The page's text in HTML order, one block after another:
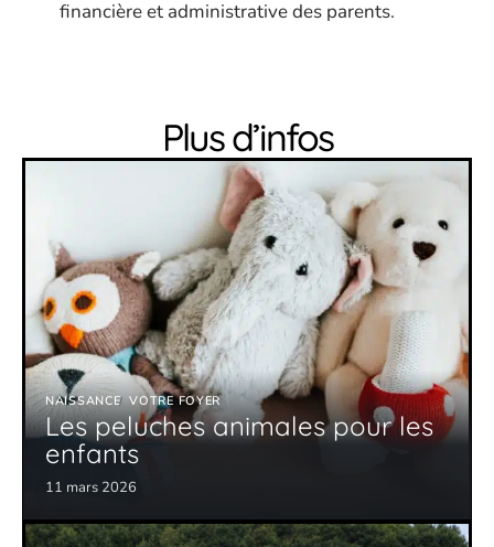
financière et administrative des parents.
Plus d’infos
NAISSANCE VOTRE FOYER
Les peluches animales pour les
enfants
11 mars 2026